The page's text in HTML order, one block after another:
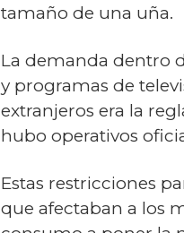
tamaño de una uña.
La demanda dentro
y programas de
extranjeros era la
hubo operativos
Estas restricciones
que afectaban a los